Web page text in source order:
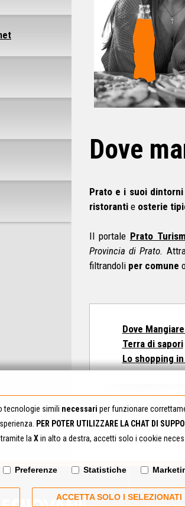
Dove
Prato e i suoi dintorni
ristoranti eosterie
Il portale Prato
Provincia di Prato.
filtrandoli per comune
Dove
Terra di sapori
Lo shopping
tecnologie simili necessari per funzionare
PER POTER UTILIZZARE LA CHAT DI
la Xin alto a destra, accetti solo i cookie
Preferenze Statistiche
ACCETTA SOLO I SELEZIONATI